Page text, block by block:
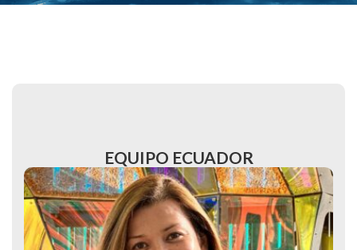
EQUIPO ECUADOR